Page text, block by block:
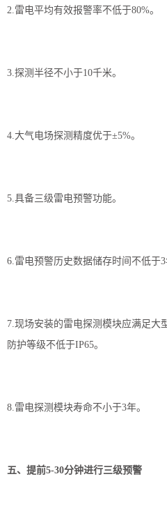
2.雷电平均有效报警率不低于80%。
3.探测半径不小于10千米。
4.大气电场探测精度优于±5%。
5.具备三级雷电预警功能。
6.雷电预警历史数据储存时间不低于3
7.现场安装的雷电探测模块应满足大
防护等级不低于IP65。
8.雷电探测模块寿命不小于3年。
五、提前5-30分钟进行三级预警